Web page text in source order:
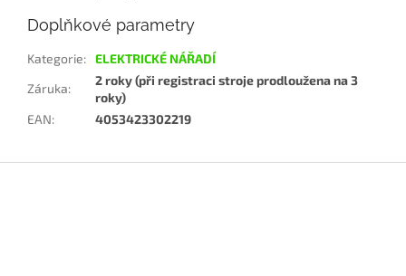
Doplňkové parametry
Kategorie: ELEKTRICKÉ NÁŘADÍ
Záruka:
2 roky (při registraci stroje prodloužena na 3
roky)
EAN: 4053423302219